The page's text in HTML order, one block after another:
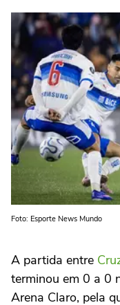
Foto: Esporte News Mundo
A partida entre
terminou em 0 a 0
Arena Claro, pela